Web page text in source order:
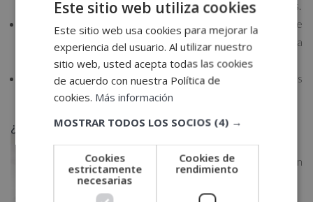
procura reutilizar los materiales o los productos principales.
la logística inversa dispone de
más recursos para que el control sobre el inventario sea
más ágil, lo cual reducirá las posibilidades de error.
Mejora la relación entre cliente y proveedor:
los dos
salen beneficiados de la situación.
¿Dónde estudiar logística y transporte?
¿Quieres
adquirir un
Este sitio web utiliza cookies
Este sitio web usa cookies para mejorar la
experiencia del usuario. Al utilizar nuestro
sitio web, usted acepta todas las cookies
de acuerdo con nuestra Política de
cookies. Más información
MOSTRAR TODOS LOS SOCIOS (4) →
Cookies
estrictamente
necesarias
Cookies de
rendimiento